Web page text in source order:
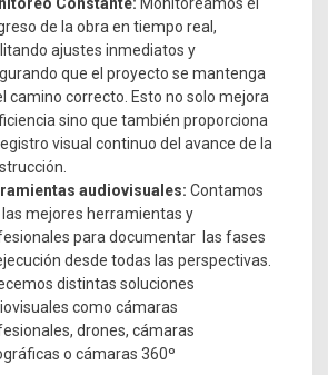
de la obra en tiempo real,
ajustes inmediatos y
que el proyecto se mantenga
camino correcto. Esto no solo mejora
sino que también proporciona
visual continuo del avance de la
audiovisuales: Contamos
las mejores herramientas y
para documentar las fases
desde todas las perspectivas.
distintas soluciones
como cámaras
drones, cámaras
o cámaras 360º